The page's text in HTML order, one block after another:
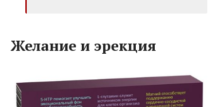
Желание и эрекция